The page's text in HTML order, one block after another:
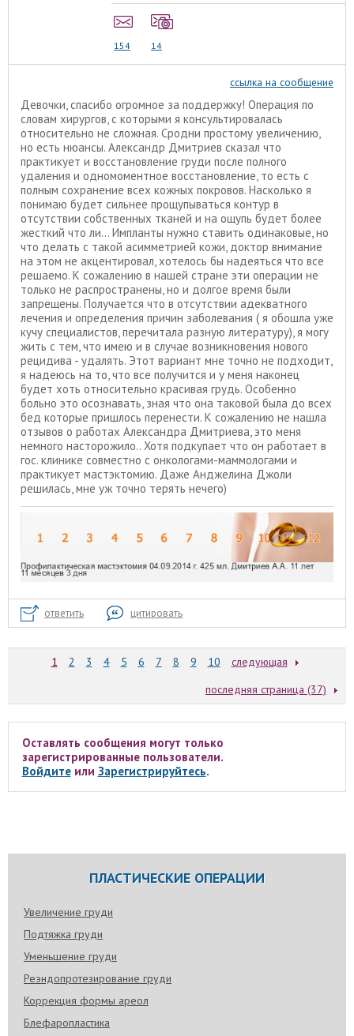
154 14
ссылка на сообщение
Девочки, спасибо огромное за поддержку! Операция по
словам хирургов, с которыми я консультировалась
относительно не сложная. Сродни простому увеличению,
но есть нюансы. Александр Дмитриев сказал что
практикует и восстановление груди после полного
удаления и одномоментное восстановление, то есть с
полным сохранение всех кожных покровов. Насколько я
понимаю будет сильнее прощупываться контур в
отсутствии собственных тканей и на ощупь будет более
жесткий что ли... Импланты нужно ставить одинаковые, но
что делать с такой асимметрией кожи, доктор внимание
на этом не акцентировал, хотелось бы надеяться что все
решаемо. К сожалению в нашей стране эти операции не
только не распространены, но и долгое время были
запрещены. Получается что в отсутствии адекватного
лечения и определения причин заболевания ( я обошла уже
кучу специалистов, перечитала разную литературу), я могу
жить с тем, что имею и в случае возникновения нового
рецидива - удалять. Этот вариант мне точно не подходит,
я надеюсь на то, что все получится и у меня наконец
будет хоть относительно красивая грудь. Особенно
больно это осознавать, зная что она таковой была до всех
бед которые пришлось перенести. К сожалению не нашла
отзывов о работах Александра Дмитриева, это меня
немного насторожило.. Хотя подкупает что он работает в
гос. клинике совместно с онкологами-маммологами и
практикует мастэктомию. Даже Анджелина Джоли
решилась, мне уж точно терять нечего)
ответить цитировать
1 2 3 4 5 6 7 8 9 10
следующая
последняя страница (37)
Оставлять сообщения могут только
зарегистрированные пользователи.
Войдитеили Зарегистрируйтесь.
ПЛАСТИЧЕСКИЕ ОПЕРАЦИИ
Увеличение груди
Подтяжка груди
Уменьшение груди
Реэндопротезирование груди
Коррекция формы ареол
Блефаропластика